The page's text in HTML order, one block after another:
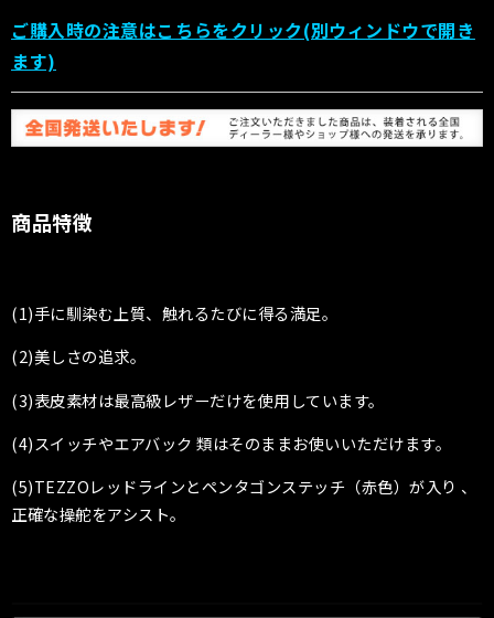
ご購入時の注意はこちらをクリック(別ウィンドウで開き
ます)
商品特徴
(1)手に馴染む上質、触れるたびに得る満足。
(2)美しさの追求。
(3)表皮素材は最高級レザーだけを使用しています。
(4)スイッチやエアバック 類はそのままお使いいただけます。
(5)TEZZOレッドラインとペンタゴンステッチ（赤色）が入り 、
正確な操舵をアシスト。